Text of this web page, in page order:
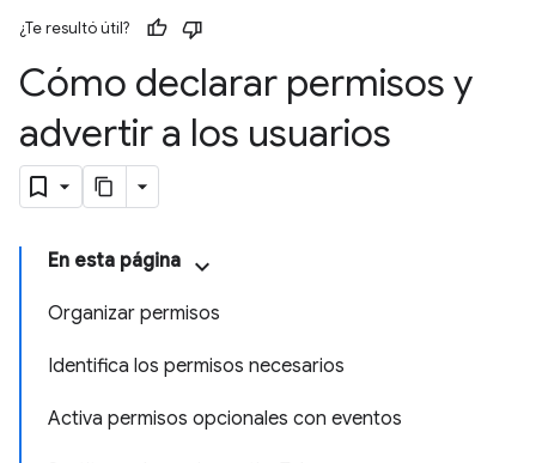
¿Te resultó útil?
Cómo declarar permisos y
advertir a los usuarios
En esta página
Organizar permisos
Identifica los permisos necesarios
Activa permisos opcionales con eventos